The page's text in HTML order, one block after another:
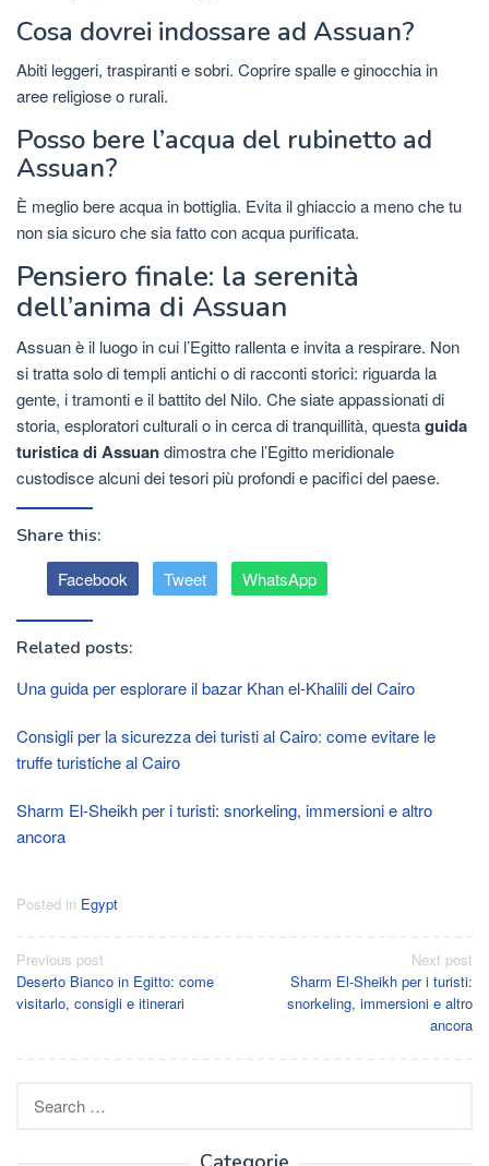
Cosa dovrei indossare ad Assuan?
Abiti leggeri, traspiranti e sobri. Coprire spalle e ginocchia in
aree religiose o rurali.
Posso bere l’acqua del rubinetto ad
Assuan?
È meglio bere acqua in bottiglia. Evita il ghiaccio a meno che tu
non sia sicuro che sia fatto con acqua purificata.
Pensiero finale: la serenità
dell’anima di Assuan
Assuan è il luogo in cui l’Egitto rallenta e invita a respirare. Non
si tratta solo di templi antichi o di racconti storici: riguarda la
gente, i tramonti e il battito del Nilo. Che siate appassionati di
storia, esploratori culturali o in cerca di tranquillità, questaguida
turistica di Assuandimostra che l’Egitto meridionale
custodisce alcuni dei tesori più profondi e pacifici del paese.
Share this:
Facebook Tweet WhatsApp
Related posts:
Una guida per esplorare il bazar Khan el-Khalili del Cairo
Consigli per la sicurezza dei turisti al Cairo: come evitare le
truffe turistiche al Cairo
Sharm El-Sheikh per i turisti: snorkeling, immersioni e altro
ancora
Posted in Egypt
Post
navigation
Previous post
Deserto Bianco in Egitto: come
visitarlo, consigli e itinerari
Next post
Sharm El-Sheikh per i turisti:
snorkeling, immersioni e altro
ancora